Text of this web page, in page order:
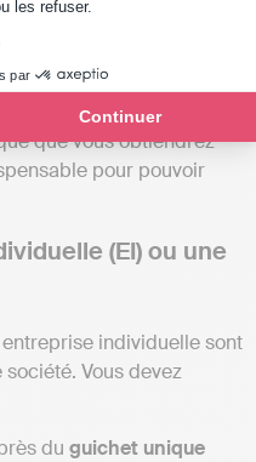
les refuser.
par
Continuer
de la création de
: C’est en déposant votre
que vous obtiendrez
pour pouvoir
(EI) ou une
individuelle sont
Vous devez
du guichet unique